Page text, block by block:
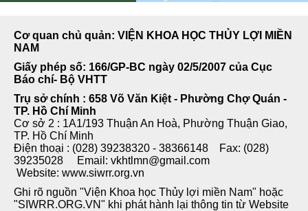
Cơ quan chủ quản: VIỆN KHOA HỌC THỦY LỢI MIỀN
NAM
Giấy phép số: 166/GP-BC ngày 02/5/2007 của Cục
Báo chí- Bộ VHTT
Trụ sở chính : 658 Võ Văn Kiệt - Phường Chợ Quán -
TP. Hồ Chí Minh
Cơ sở 2 : 1A1/193 Thuận An Hoà, Phường Thuận Giao,
TP. Hồ Chí Minh
Điện thoại : (028) 39238320 - 38366148 Fax: (028)
39235028 Email: vkhtlmn@gmail.com
Website: www.siwrr.org.vn
Ghi rõ nguồn "Viện Khoa học Thủy lợi miền Nam" hoặc
"SIWRR.ORG.VN" khi phát hành lại thông tin từ Website